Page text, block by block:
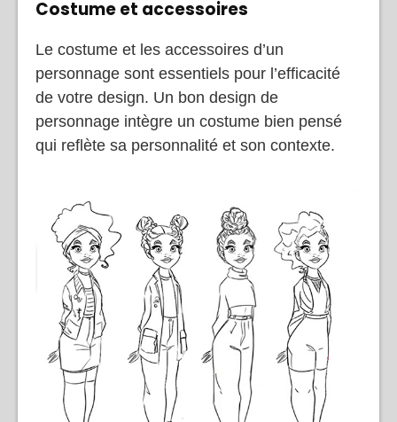
Costume et accessoires
Le costume et les accessoires d’un
personnage sont essentiels pour l’efficacité
de votre design. Un bon design de
personnage intègre un costume bien pensé
qui reflète sa personnalité et son contexte.